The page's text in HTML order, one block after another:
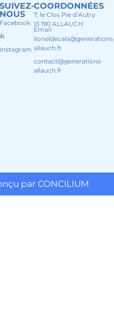
SUIVEZ-
NOUS
Facebook
X
Instagram
COORDONNÉES
7, le Clos Pie d’Autry
13 190 ALLAUCH
Email:
allauch.fr
contact@generations-
allauch.fr
par CONCILIUM